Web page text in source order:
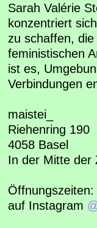
Sarah Valérie
konzentriert
zu schaffen,
feministischen
ist es,
Verbindungen
maistei_
Riehenring 190
4058 Basel
In der Mitte der
Öffnungszeiten:
auf Instagram